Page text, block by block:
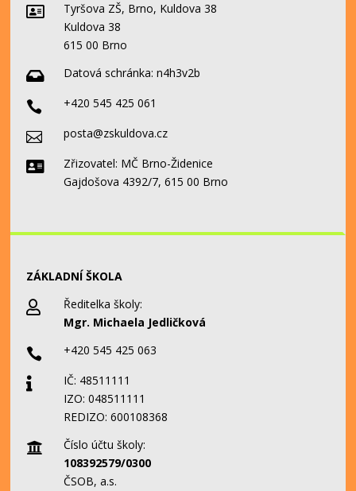

Tyršova ZŠ, Brno, Kuldova 38
Kuldova 38
615 00 Brno
 Datová schránka:n4h3v2b
 +420 545 425 061
 posta@zskuldova.cz

Zřizovatel: MČ Brno-Židenice
Gajdošova 4392/7, 615 00 Brno
ZÁKLADNÍ ŠKOLA

Ředitelka školy:
Mgr. Michaela Jedličková
 +420 545 425 063

IČ: 48511111
IZO: 048511111
REDIZO: 600108368

Číslo účtu školy:
108392579/0300
ČSOB, a.s.